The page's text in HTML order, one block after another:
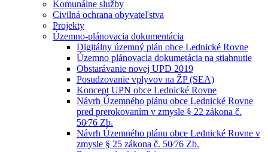
Komunálne služby
Civilná ochrana obyvateľstva
Projekty
Územno-plánovacia dokumentácia
Digitálny územný plán obce Lednické Rovne
Územno plánovacia dokumetácia na stiahnutie
Obstarávanie novej UPD 2019
Posudzovanie vplyvov na ŽP (SEA)
Koncept UPN obce Lednické Rovne
Návrh Územného plánu obce Lednické Rovne
pred prerokovaním v zmysle § 22 zákona č.
50⁄76 Zb.
Návrh Územného plánu obce Lednické Rovne v
zmysle § 25 zákona č. 50⁄76 Zb.